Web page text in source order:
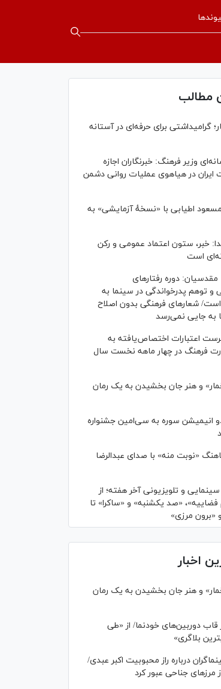
مطالب
گرامیداشتی برای حرفه‌ای در آستانه
وزیر فرهنگ: خبرنگاران اجازه
ایران در هیاهوی عملیات روانی دشمن
اطیابی با «نسخهٔ آزمایشی» به
خبر، ستون اعتماد عمومی و رکن
است
دوره رفتارهای
و توهم پدرخواندگی در سینما به
است/ شعارهای فرهنگی بدون اصلاح
به جایی نمی‌رسد
اعتبارات اختصاص‌یافته به
فرهنگ در چهار ماهه نخست سال
و هنر جان بخشیدن به یک رمان
انیمیشن سوره به سی‌امین جشنواره
«نوبت منه» با صدای عبدالرضا
و تلویزیونی آخر هفته؛ از
«صد یکشنبه» و «ساکرا» تا
مرزی»
اخبار
و هنر جان بخشیدن به یک رمان
قاب دوربین‌های خودنما/ از «طی
بلاگری»
درباره راز محبوبیت اکبر عبدی/
مرزهای جناحی عبور کرد